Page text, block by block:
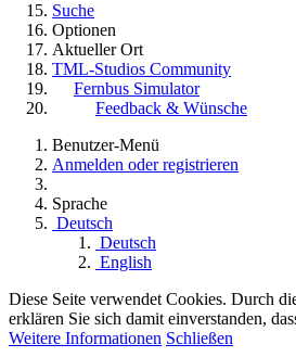
Suche
Optionen
Aktueller Ort
TML-Studios Community
Fernbus Simulator
Feedback & Wünsche
Benutzer-Menü
Anmelden oder registrieren
Sprache
Deutsch
Deutsch
English
Diese Seite verwendet Cookies. Durch
erklären Sie sich damit einverstanden,
Weitere Informationen Schließen